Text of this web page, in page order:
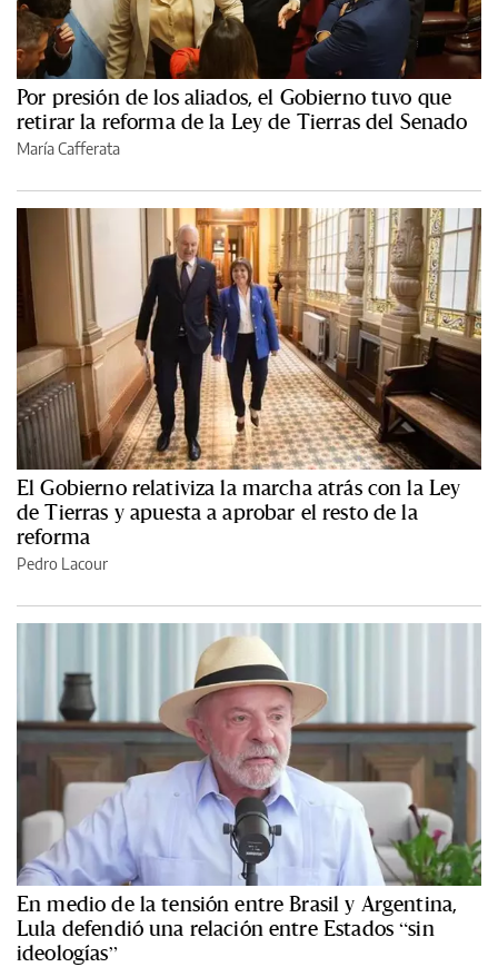
Por presión de los aliados, el Gobierno tuvo que
retirar la reforma de la Ley de Tierras del Senado
María Cafferata
El Gobierno relativiza la marcha atrás con la Ley
de Tierras y apuesta a aprobar el resto de la
reforma
Pedro Lacour
En medio de la tensión entre Brasil y Argentina,
Lula defendió una relación entre Estados “sin
ideologías”